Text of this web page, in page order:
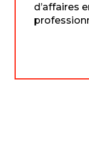
d’affaires